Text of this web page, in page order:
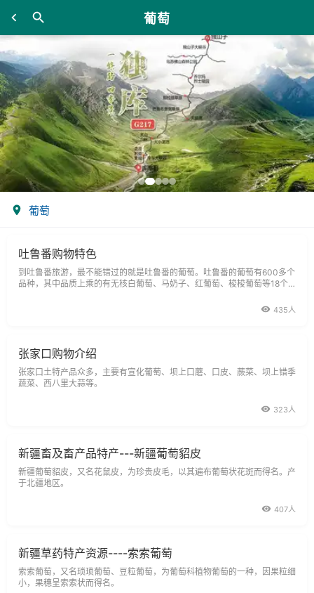
葡萄
葡萄
吐鲁番购物特色
到吐鲁番旅游，最不能错过的就是吐鲁番的葡萄。吐鲁番的葡萄有600多个
品种，其中品质上乘的有无核白葡萄、马奶子、红葡萄、梭梭葡萄等18个
435人
张家口购物介绍
张家口土特产品众多，主要有宣化葡萄、坝上口蘑、口皮、蕨菜、坝上错季
蔬菜、西八里大蒜等。
323人
新疆畜及畜产品特产---新疆葡萄貂皮
新疆葡萄貂皮，又名花鼠皮，为珍贵皮毛，以其遍布葡萄状花斑而得名。产
于北疆地区。
407人
新疆草药特产资源----索索葡萄
索索葡萄，又名琐琐葡萄、豆粒葡萄，为葡萄科植物葡萄的一种，因果粒细
小，果穗呈索索状而得名。